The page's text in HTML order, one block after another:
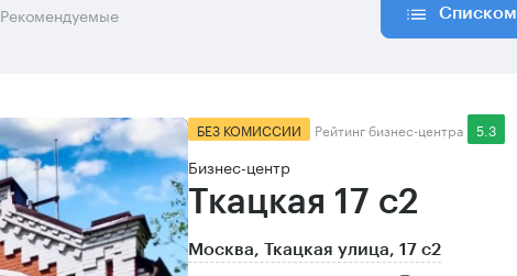
Рекомендуемые Списком
БЕЗ КОМИССИИ Рейтинг бизнес-центра 5.3
Бизнес-центр
Ткацкая 17 с2
Москва, Ткацкая улица, 17 с2